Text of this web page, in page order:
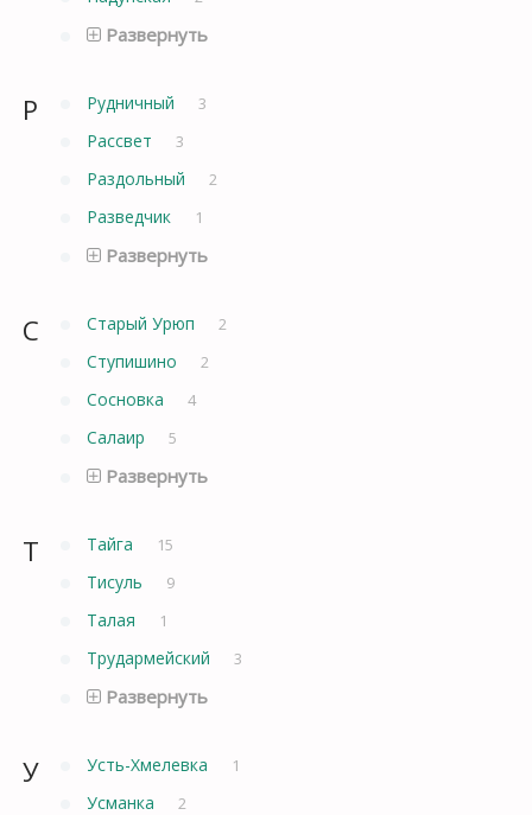
Развернуть
Р Рудничный 3
Рассвет 3
Раздольный 2
Разведчик 1
Развернуть
С Старый Урюп 2
Ступишино 2
Сосновка 4
Салаир 5
Развернуть
Т Тайга 15
Тисуль 9
Талая 1
Трудармейский 3
Развернуть
У Усть-Хмелевка 1
Усманка 2